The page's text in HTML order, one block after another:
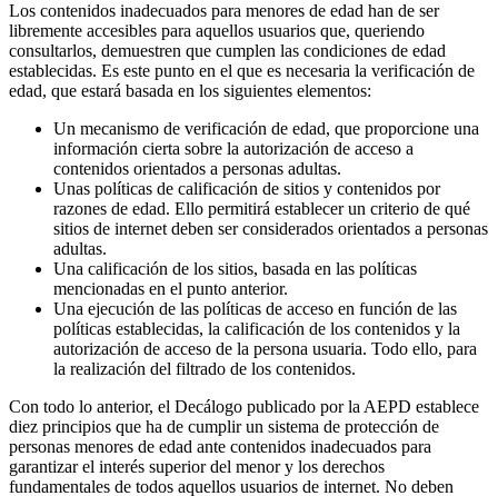
Los contenidos inadecuados para menores de edad han de ser
libremente accesibles para aquellos usuarios que, queriendo
consultarlos, demuestren que cumplen las condiciones de edad
establecidas. Es este punto en el que es necesaria la verificación de
edad, que estará basada en los siguientes elementos:
Un mecanismo de verificación de edad, que proporcione una
información cierta sobre la autorización de acceso a
contenidos orientados a personas adultas.
Unas políticas de calificación de sitios y contenidos por
razones de edad. Ello permitirá establecer un criterio de qué
sitios de internet deben ser considerados orientados a personas
adultas.
Una calificación de los sitios, basada en las políticas
mencionadas en el punto anterior.
Una ejecución de las políticas de acceso en función de las
políticas establecidas, la calificación de los contenidos y la
autorización de acceso de la persona usuaria. Todo ello, para
la realización del filtrado de los contenidos.
Con todo lo anterior, el Decálogo publicado por la AEPD establece
diez principios que ha de cumplir un sistema de protección de
personas menores de edad ante contenidos inadecuados para
garantizar el interés superior del menor y los derechos
fundamentales de todos aquellos usuarios de internet. No deben